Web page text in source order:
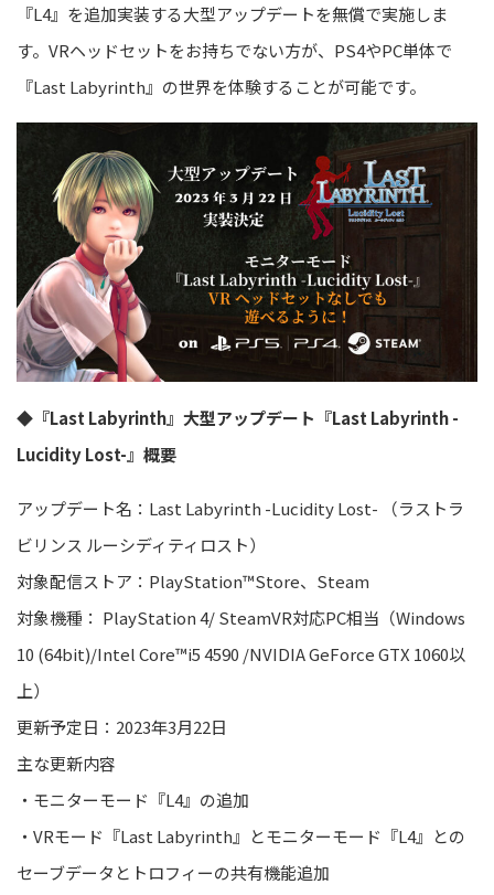
『L4』 を追加実装する大型アップデートを無償で実施しま
す。 VRヘッドセットをお持ちでない方が、PS4やPC単体で
『Last Labyrinth』の世界を体験することが可能です。
◆『Last Labyrinth』大型アップデート『Last Labyrinth-
Lucidity Lost-』概要
アップデート名 ：Last Labyrinth -Lucidity Lost- （ラストラ
ビリンス ルーシディティロスト）
対象配信ストア ：PlayStation™Store、Steam
対象機種： PlayStation 4/SteamVR対応PC相当（Windows
10 (64bit)/Intel Core™i5 4590 /NVIDIA GeForce GTX 1060以
上）
更新予定日：2023年3月22日
主な更新内容
・ モニターモード 『L4』 の追加
・ VRモード『Last Labyrinth』とモニターモード『L4』 との
セーブデータとトロフィーの共有機能追加